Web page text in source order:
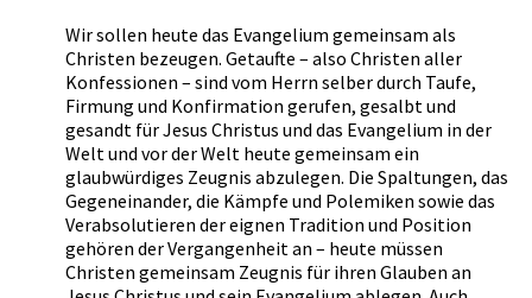
Wir sollen heute das Evangelium gemeinsam als
Christen bezeugen. Getaufte – also Christen aller
Konfessionen – sind vom Herrn selber durch Taufe,
Firmung und Konfirmation gerufen, gesalbt und
gesandt für Jesus Christus und das Evangelium in der
Welt und vor der Welt heute gemeinsam ein
glaubwürdiges Zeugnis abzulegen. Die Spaltungen, das
Gegeneinander, die Kämpfe und Polemiken sowie das
Verabsolutieren der eignen Tradition und Position
gehören der Vergangenheit an – heute müssen
Christen gemeinsam Zeugnis für ihren Glauben an